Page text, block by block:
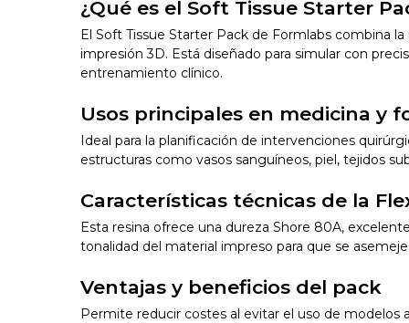
¿Qué es el Soft Tissue Starter
El Soft Tissue Starter Pack de Formlabs combina
impresión 3D. Está diseñado para simular con
entrenamiento clínico.
Usos principales en medicina y
Ideal para la planificación de intervenciones
estructuras como vasos sanguíneos, piel, tejidos
Características técnicas de la
Esta resina ofrece una dureza Shore 80A,
tonalidad del material impreso para que se
Ventajas y beneficios del pack
Permite reducir costes al evitar el uso de modelos